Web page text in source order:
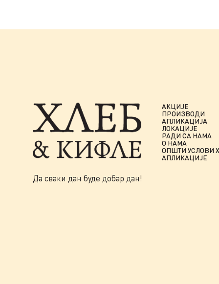
Да сваки дан буде добар дан!
АКЦИЈЕ
ПРОИЗВОДИ
АПЛИКАЦИЈА
ЛОКАЦИЈЕ
РАДИ СА НАМА
О НАМА
ОПШТИ УСЛОВИ
АПЛИКАЦИЈЕ